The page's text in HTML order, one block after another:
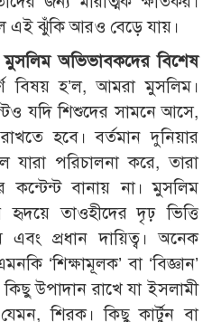
এই ঝুঁকি আরও বেড়ে যায়।
মুসলিম অভিভাবকদের বিশেষ
বিষয় হ’ল, আমরা মুসলিম।
যদি শিশুদের সামনে আসে,
হবে। বর্তমান দুনিয়ার
যারা পরিচালনা করে, তারা
কন্টেন্ট বানায় না। মুসলিম
হৃদয়ে তাওহীদের দৃঢ় ভিত্তি
প্রধান দায়িত্ব। অনেক
‘শিক্ষামূলক’ বা ‘বিজ্ঞান’
উপাদান রাখে যা ইসলামী
যেমন, শিরক। কিছু কার্টুন বা